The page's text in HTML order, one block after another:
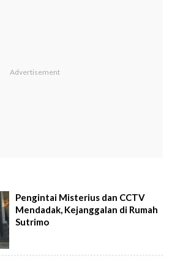
Pengintai Misterius dan CCTV
Mendadak, Kejanggalan di Rumah
Sutrimo